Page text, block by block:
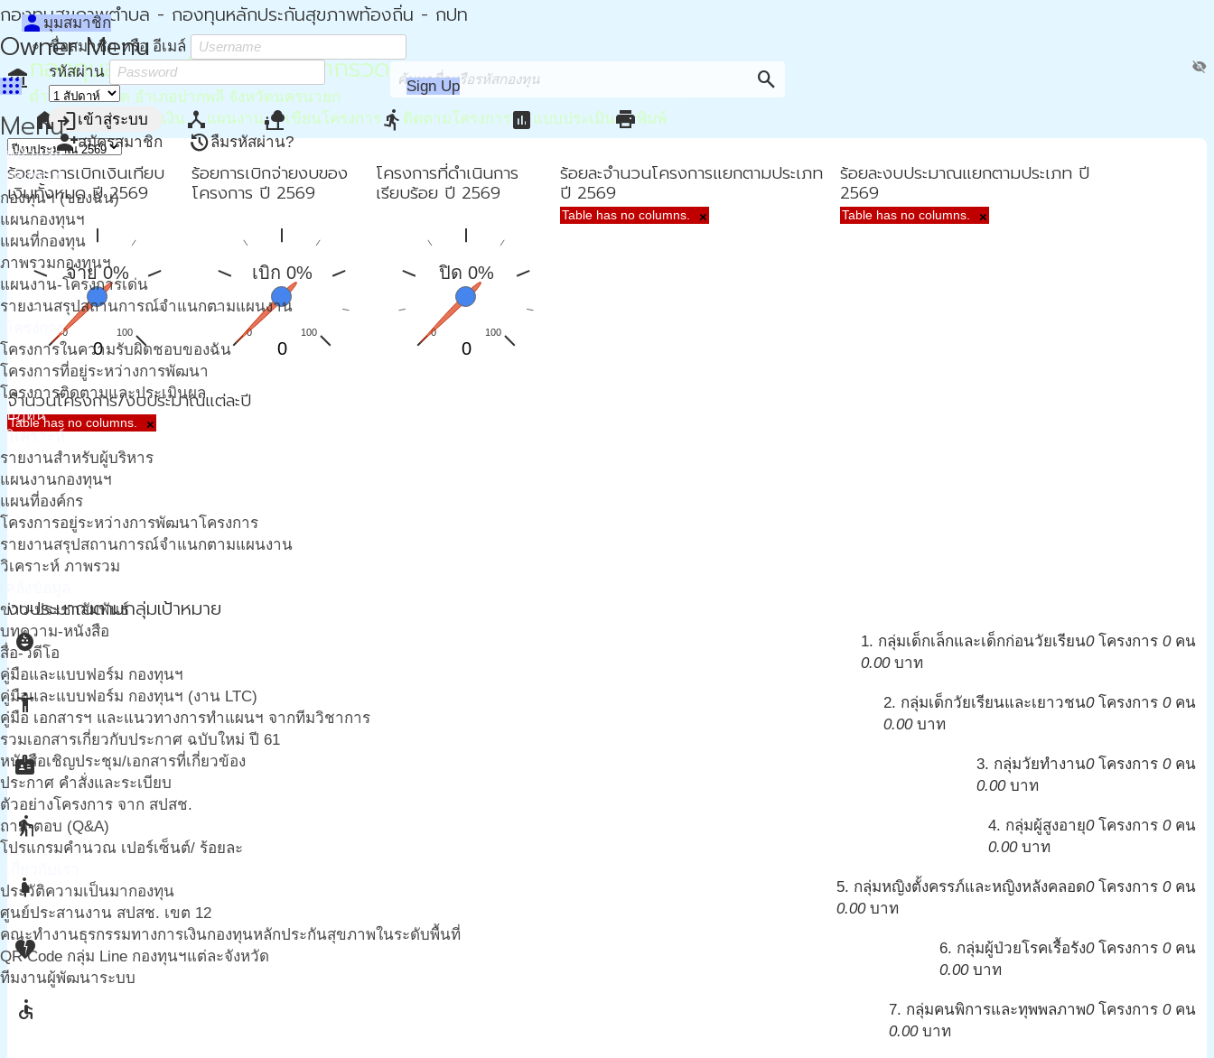
กองทุนสุขภาพตำบล - กองทุนหลักประกันสุขภาพท้องถิ่น - กปท
Owner Menu
apps
person มุมสมาชิก
ชื่อสมาชิก หรือ อีเมล์
รหัสผ่าน
visibility_off
loginเข้าสู่ระบบ
person_addสมัครสมาชิก restoreลืมรหัสผ่าน?
Sign Up
Menu
หน้าแรก
กองทุนฯ
กองทุนฯ (ของฉัน)
แผนกองทุนฯ
แผนที่กองทุน
ภาพรวมกองทุนฯ
แผนงาน-โครงการเด่น
รายงานสรุปสถานการณ์จำแนกตามแผนงาน
โครงการ
โครงการในความรับผิดชอบของฉัน
โครงการที่อยู่ระหว่างการพัฒนา
โครงการติดตามและประเมินผล
ปฎิทิน
วิเคราะห์
รายงานสำหรับผู้บริหาร
แผนงานกองทุนฯ
แผนที่องค์กร
โครงการอยู่ระหว่างการพัฒนาโครงการ
รายงานสรุปสถานการณ์จำแนกตามแผนงาน
วิเคราะห์ ภาพรวม
ข่าว-ประชาสัมพันธ์
บทความ-หนังสือ
สื่อ-วีดีโอ
คู่มือและแบบฟอร์ม กองทุนฯ
คู่มือและแบบฟอร์ม กองทุนฯ (งาน LTC)
คู่มือ เอกสารฯ และแนวทางการทำแผนฯ จากทีมวิชาการ
รวมเอกสารเกี่ยวกับประกาศ ฉบับใหม่ ปี 61
หนังสือเชิญประชุม/เอกสารที่เกี่ยวข้อง
ประกาศ คำสั่งและระเบียบ
ตัวอย่างโครงการ จาก สปสช.
ถาม-ตอบ (Q&A)
โปรแกรมคำนวณ เปอร์เซ็นต์/ ร้อยละ
ประวัติความเป็นมากองทุน
ศูนย์ประสานงาน สปสช. เขต 12
คณะทำงานธุรกรรมทางการเงินกองทุนหลักประกันสุขภาพในระดับพื้นที่
QR Code กลุ่ม Line กองทุนฯแต่ละจังหวัด
ทีมงานผู้พัฒนาระบบ
account_balanceกองทุนสุขภาพตำบล อบต.โคกกรวด
ตำบลโคกกรวด อำเภอปากพลี จังหวัดนครนายก
search
home หน้าหลักattach_moneyการเงิน device_hubแผนงานnature_peopleเขียนโครงการdirections_run ติดตามโครงการassessment แบบประเมินprintพิมพ์
ร้อยละการเบิกเงินเทียบ
เงินทั้งหมด ปี 2569
จ่าย 0%
0 100
0
ร้อยการเบิกจ่ายงบของ
โครงการ ปี 2569
เบิก 0%
0 100
0
โครงการที่ดำเนินการ
เรียบร้อย ปี 2569
ปิด 0%
0 100
0
ร้อยละจำนวนโครงการแยกตามประเภท
ปี 2569
Table has no columns. ×
ร้อยละงบประมาณแยกตามประเภท ปี
2569
Table has no columns. ×
จำนวนโครงการ/งบประมาณแต่ละปี
Table has no columns. ×
งบประมาณตามกลุ่มเป้าหมาย
child_care 1. กลุ่มเด็กเล็กและเด็กก่อนวัยเรียน0โครงการ 0คน
0.00บาท
accessibility_new 2. กลุ่มเด็กวัยเรียนและเยาวชน0โครงการ 0คน
0.00บาท
badge 3. กลุ่มวัยทำงาน0โครงการ 0คน
0.00บาท
elderly 4. กลุ่มผู้สูงอายุ0โครงการ 0คน
0.00บาท
pregnant_woman 5. กลุ่มหญิงตั้งครรภ์และหญิงหลังคลอด0โครงการ 0คน
0.00บาท
heart_broken 6. กลุ่มผู้ป่วยโรคเรื้อรัง0โครงการ 0คน
0.00บาท
accessible 7. กลุ่มคนพิการและทุพพลภาพ0โครงการ 0คน
0.00บาท